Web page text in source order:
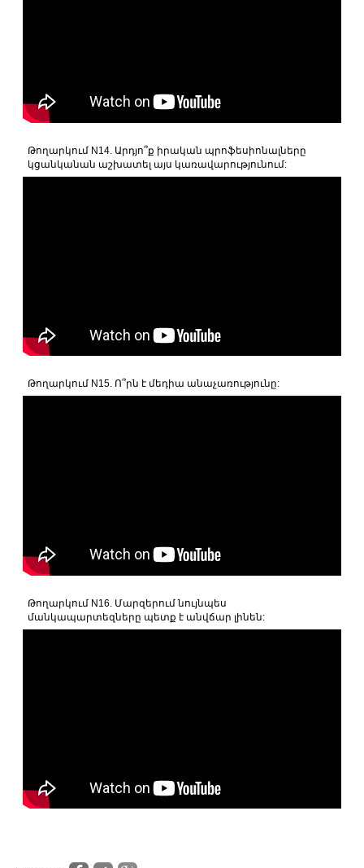
Թողարկում N14. Արդյո՞ք իրական պրոֆեսիոնալները
կցանկանան աշխատել այս կառավարությունում:
Թողարկում N15. Ո՞րն է մեդիա անաչառությունը:
Թողարկում N16. Մարզերում նույնպես
մանկապարտեզները պետք է անվճար լինեն: